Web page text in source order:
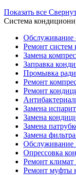
Показать все
Система
Обслуживание
Ремонт систем
Замена
Заправка
Промывка
Ремонт
Ремонт
Замена
Замена
Замена
Замена
Обслуживание
Опрессовка
Ремонт климат
Ремонт муфты